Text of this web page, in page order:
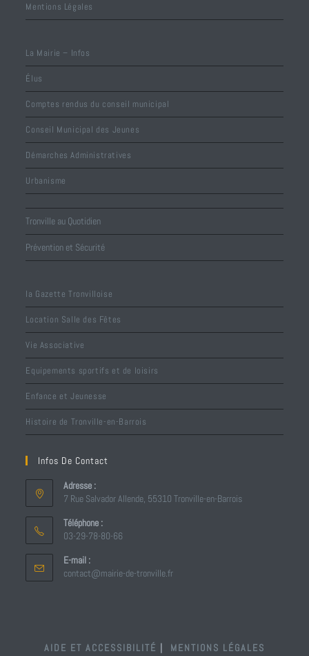
Mentions Légales
La Mairie – Infos
Élus
Comptes rendus du conseil municipal
Conseil Municipal des Jeunes
Démarches Administratives
Urbanisme
Tronville au Quotidien
Prévention et Sécurité
la Gazette Tronvilloise
Location Salle des Fêtes
Vie Associative
Equipements sportifs et de loisirs
Enfance et Jeunesse
Histoire de Tronville-en-Barrois
Infos De Contact
Adresse :
7 Rue Salvador Allende, 55310 Tronville-en-Barrois
Téléphone :
03-29-78-80-66
E-mail :
contact@mairie-de-tronville.fr
AIDE ET ACCESSIBILITÉ MENTIONS LÉGALES